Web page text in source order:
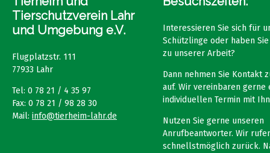
Tierschutzverein Lahr
und Umgebung e.V.
Flugplatzstr. 111
77933 Lahr
Tel: 0 78 21 / 4 35 97
Fax: 0 78 21 / 98 28 30
Mail: info@tierheim-lahr.de
Interessieren Sie sich für
Schützlinge oder haben
zu unserer Arbeit?
Dann nehmen Sie Kontakt
auf. Wir vereinbaren gerne
individuellen Termin mit
Nutzen Sie gerne unseren
Anrufbeantworter. Wir
schnellstmöglich zurück.